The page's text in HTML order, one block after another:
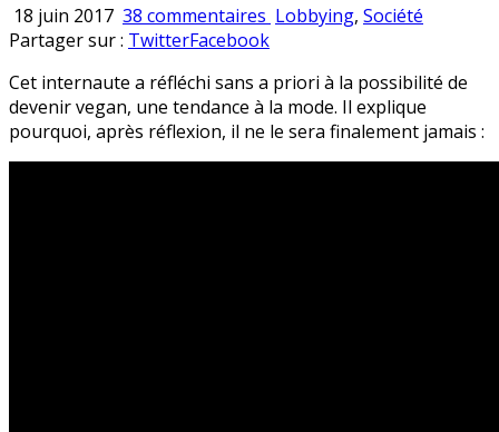
18 juin 2017 38 commentaires sur
ne
serai
jamais
vegan »
Publié
Lobbying, Société
Partager sur : TwitterFacebook
Cet internaute a réfléchi sans a priori à la possibilité de
devenir vegan, une tendance à la mode. Il explique
pourquoi, après réflexion, il ne le sera finalement jamais :